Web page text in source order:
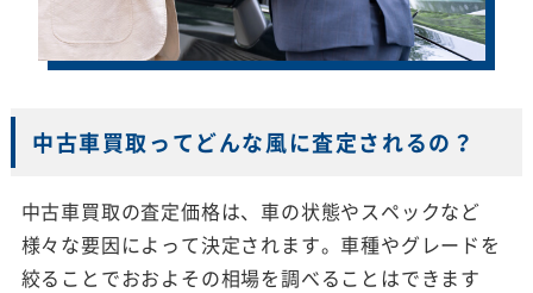
中古車買取ってどんな風に査定されるの？
中古車買取の査定価格は、車の状態やスペックなど
様々な要因によって決定されます。車種やグレードを
絞ることでおおよその相場を調べることはできます